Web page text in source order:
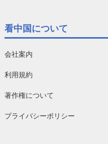
看中国について
会社案内
利用規約
著作権について
プライバシーポリシー